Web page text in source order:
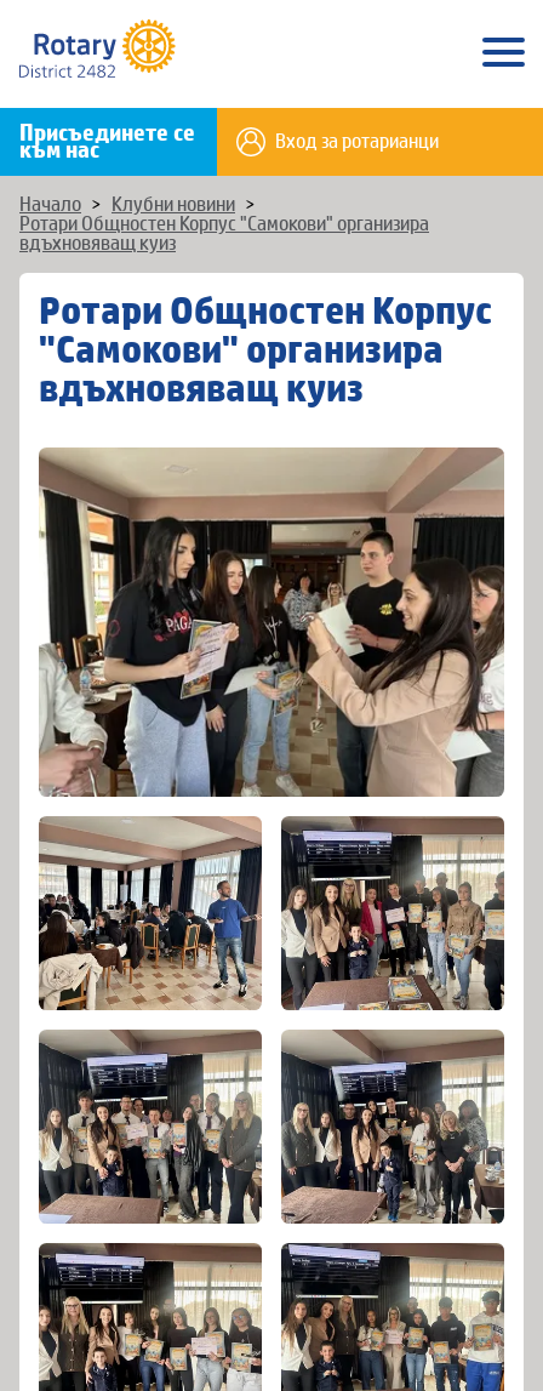
Присъединете се
към нас Вход за ротарианци
Начало > Клубни новини >
Ротари Общностен Корпус "Самокови" организира
вдъхновяващ куиз
Ротари Общностен Корпус
"Самокови" организира
вдъхновяващ куиз